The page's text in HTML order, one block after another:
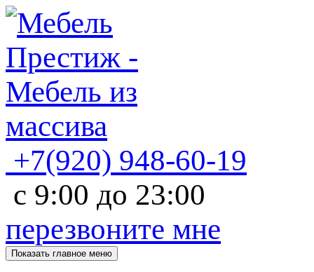
+7(920) 948-60-19
с 9:00 до 23:00
перезвоните мне
Показать главное меню